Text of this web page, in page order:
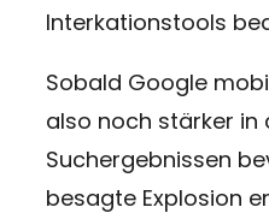
Interkationstools
Sobald Google
also noch stärker in
Suchergebnissen
besagte Explosion